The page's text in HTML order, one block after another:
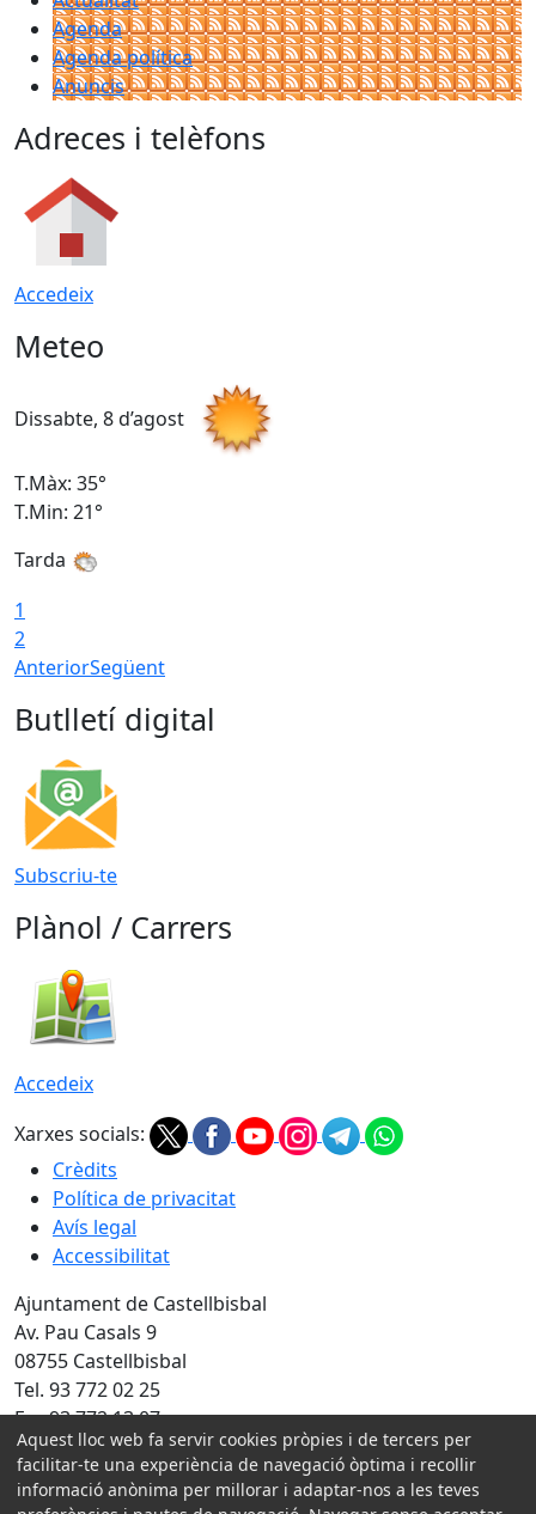
Agenda
Agenda política
Anuncis
Adreces i telèfons
Accedeix
Meteo
Dissabte, 8 d’agost
T.Màx: 35°
T.Min: 21°
Tarda
1
2
AnteriorSegüent
Butlletí digital
Subscriu-te
Plànol / Carrers
Accedeix
Xarxes socials:
Crèdits
Política de privacitat
Avís legal
Accessibilitat
Ajuntament de Castellbisbal
Av. Pau Casals 9
08755 Castellbisbal
Tel. 93 772 02 25
Fax 93 772 13 07
Amb la col·laboració de:
Aquest lloc web fa servir cookies pròpies i de tercers per
facilitar-te una experiència de navegació òptima i recollir
informació anònima per millorar i adaptar-nos a les teves